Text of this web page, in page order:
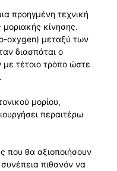
προηγμένη τεχνική
κίνησης.
oxygen) μεταξύ των
διασπάται ο
με τέτοιο τρόπο ώστε
μορίου,
περαιτέρω
που θα αξιοποιήσουν
πιθανόν να